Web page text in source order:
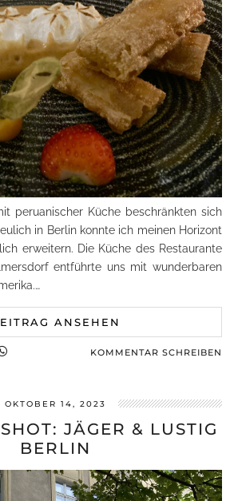
peruanischer Küche beschränkten sich
in Berlin konnte ich meinen Horizont
erweitern. Die Küche des Restaurante
entführte uns mit wunderbaren
ANSEHEN
KOMMENTAR SCHREIBEN
OKTOBER 14, 2023
JÄGER & LUSTIG
BERLIN